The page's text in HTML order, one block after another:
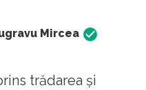
Mircea
trădarea și